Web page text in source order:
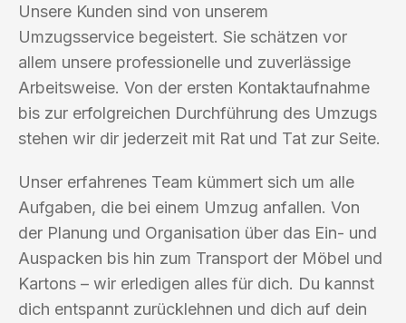
Unsere Kunden sind von unserem
Umzugsservice begeistert. Sie schätzen vor
allem unsere professionelle und zuverlässige
Arbeitsweise. Von der ersten Kontaktaufnahme
bis zur erfolgreichen Durchführung des Umzugs
stehen wir dir jederzeit mit Rat und Tat zur Seite.
Unser erfahrenes Team kümmert sich um alle
Aufgaben, die bei einem Umzug anfallen. Von
der Planung und Organisation über das Ein- und
Auspacken bis hin zum Transport der Möbel und
Kartons – wir erledigen alles für dich. Du kannst
dich entspannt zurücklehnen und dich auf dein